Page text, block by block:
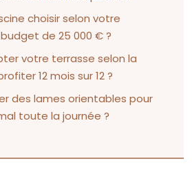
choisir selon votre
de 25 000 € ?
votre terrasse selon la
12 mois sur 12 ?
des lames orientables pour
toute la journée ?